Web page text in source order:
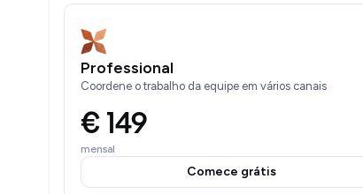
Professional
Coordene o trabalho da equipe em vários canais
€ 149
mensal
Comece grátis